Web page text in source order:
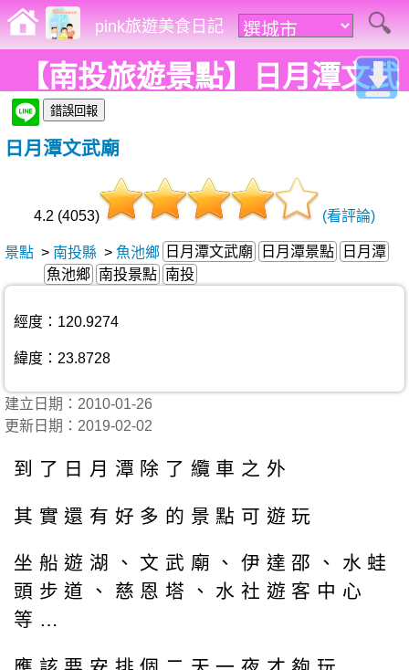
pink旅遊美食日記
【南投旅遊景點】日月潭文武
日月潭文武廟
4.2 (4053) (看評論)
景點 > 南投縣 > 魚池鄉 日月潭文武廟 日月潭景點
日月潭
魚池鄉 南投景點 南投
經度：120.9274
緯度：23.8728
建立日期：2010-01-26
更新日期：2019-02-02
到了日月潭除了纜車之外
其實還有好多的景點可遊玩
坐船遊湖、文武廟、伊達邵、水蛙
頭步道、慈恩塔、水社遊客中心
等…